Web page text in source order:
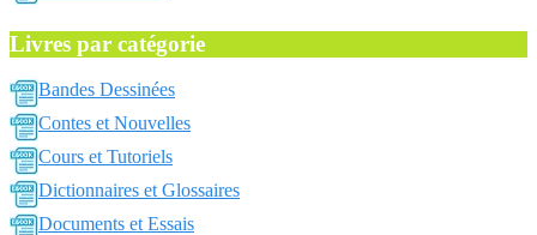
Livres par catégorie
Bandes Dessinées
Contes et Nouvelles
Cours et Tutoriels
Dictionnaires et Glossaires
Documents et Essais